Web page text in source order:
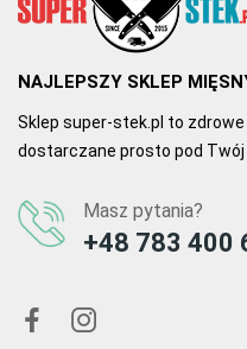
NAJLEPSZY SKLEP
Sklep super-stek.pl to
dostarczane prosto pod Twój
Masz pytania?
+48 783 400